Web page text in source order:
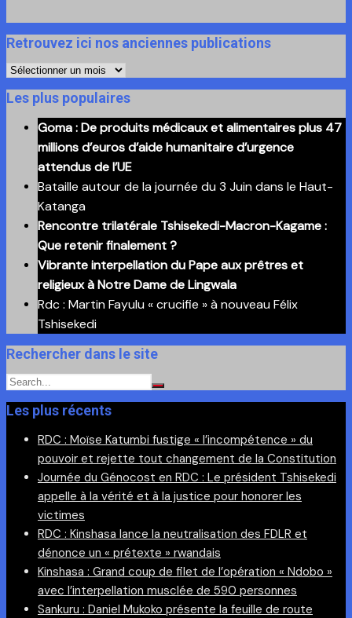
Retrouvez ici nos anciennes publications
Retrouvez
ici
anciennes
publications
Les plus populaires
Goma : De produits médicaux et alimentaires plus 47
millions d’euros d’aide humanitaire d’urgence
attendus de l’UE
Bataille autour de la journée du 3 Juin dans le Haut-
Katanga
Rencontre trilatérale Tshisekedi-Macron-Kagame :
Que retenir finalement ?
Vibrante interpellation du Pape aux prêtres et
religieux à Notre Dame de Lingwala
Rdc : Martin Fayulu « crucifie » à nouveau Félix
Tshisekedi
Rechercher dans le site
Les plus récents
RDC : Moïse Katumbi fustige « l’incompétence » du
pouvoir et rejette tout changement de la Constitution
Journée du Génocost en RDC : Le président Tshisekedi
appelle à la vérité et à la justice pour honorer les
victimes
RDC : Kinshasa lance la neutralisation des FDLR et
dénonce un « prétexte » rwandais
Kinshasa : Grand coup de filet de l’opération « Ndobo »
avec l’interpellation musclée de 590 personnes
Sankuru : Daniel Mukoko présente la feuille de route